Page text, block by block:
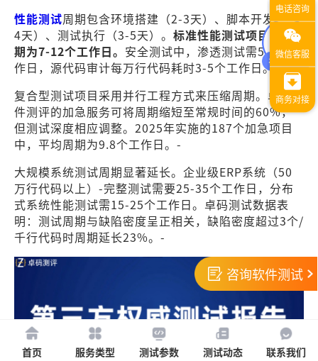
性能测试周期包含环境搭建（2-3天）、脚本开发（2-
4天）、测试执行（3-5天）。 标准性能测试项目总周
期为7-12个工作日。 安全测试中，渗透测试需5-8个工
作日，源代码审计每万行代码耗时3-5个工作日。-
复合型测试项目采用并行工程方式来压缩周期。卓码软
件测评的加急服务可将周期缩短至常规时间的60%，
但测试深度相应调整。2025年实施的187个加急项目
中，平均周期为9.8个工作日。-
大规模系统测试周期显著延长。企业级ERP系统（50
万行代码以上）-完整测试需要25-35个工作日，分布
式系统性能测试需15-25个工作日。卓码测试数据表
明：测试周期与缺陷密度呈正相关，缺陷密度超过3个/
千行代码时周期延长23%。-
咨询软件测试
首页 服务类型 测试参数 测试动态 联系我们